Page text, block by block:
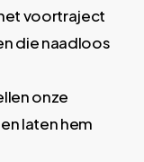
voortraject
die naadloos
onze
laten hem